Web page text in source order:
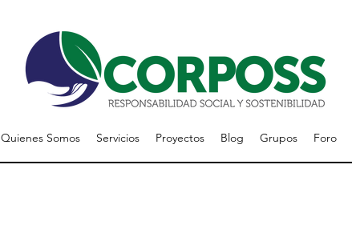
Quienes Somos Servicios Proyectos Blog Grupos Foro